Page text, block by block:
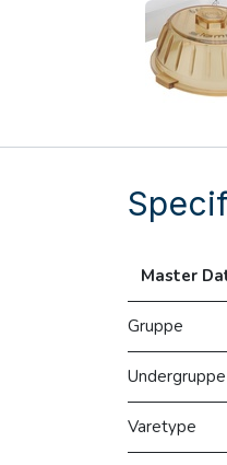
Master
Gruppe
Undergruppe
Varetype